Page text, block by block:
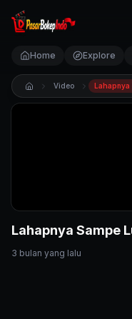
Home Explore
Video
Lahapnya Sampe
3 bulan yang lalu